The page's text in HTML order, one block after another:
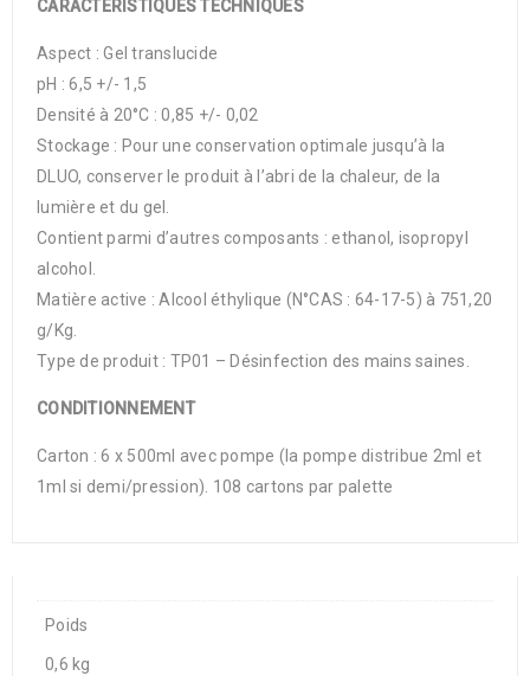
CARACTÉRISTIQUES TECHNIQUES
Aspect : Gel translucide
pH : 6,5 +/- 1,5
Densité à 20°C : 0,85 +/- 0,02
Stockage : Pour une conservation optimale jusqu’à la
DLUO, conserver le produit à l’abri de la chaleur, de la
lumière et du gel.
Contient parmi d’autres composants : ethanol, isopropyl
alcohol.
Matière active : Alcool éthylique (N°CAS : 64-17-5) à 751,20
g/Kg.
Type de produit : TP01 – Désinfection des mains saines.
CONDITIONNEMENT
Carton : 6 x 500ml avec pompe (la pompe distribue 2ml et
1ml si demi/pression). 108 cartons par palette
Poids
0,6 kg